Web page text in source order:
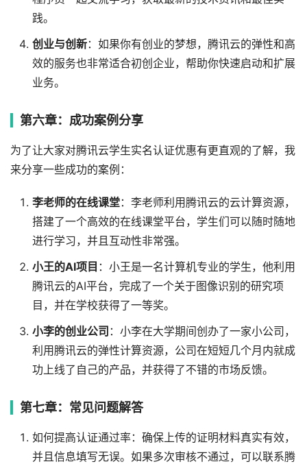
践。
创业与创新：如果你有创业的梦想，腾讯云的弹性和高
效的服务也非常适合初创企业，帮助你快速启动和扩展
业务。
第六章：成功案例分享
为了让大家对腾讯云学生实名认证优惠有更直观的了解，我
来分享一些成功的案例：
李老师的在线课堂：李老师利用腾讯云的云计算资源，
搭建了一个高效的在线课堂平台，学生们可以随时随地
进行学习，并且互动性非常强。
小王的AI项目 ：小王是一名计算机专业的学生，他利用
腾讯云的AI平台，完成了一个关于图像识别的研究项
目，并在学校获得了一等奖。
小李的创业公司 ：小李在大学期间创办了一家小公司，
利用腾讯云的弹性计算资源，公司在短短几个月内就成
功上线了自己的产品，并获得了不错的市场反馈。
第七章：常见问题解答
如何提高认证通过率：确保上传的证明材料真实有效，
并且信息填写无误。如果多次审核不通过，可以联系腾